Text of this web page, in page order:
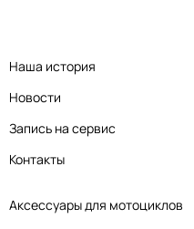
Аксессуары для мотоциклов
Наша история
Новости
Запись на сервис
Контакты